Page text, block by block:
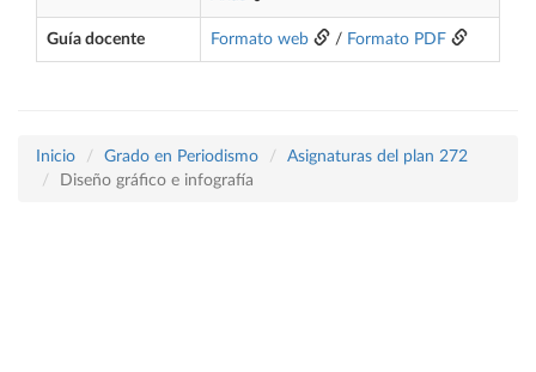
Guía docente Formato web / Formato PDF
Inicio Grado en Periodismo
Asignaturas del plan 272
Diseño gráfico e infografía